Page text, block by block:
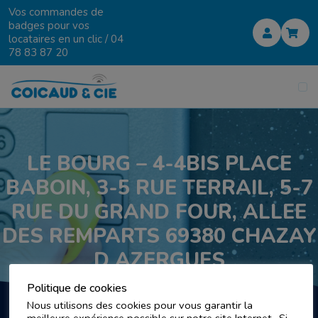
Vos commandes de
badges pour vos
locataires en un clic /04
78 83 87 20
LE BOURG – 4-4BIS PLACE
BABOIN, 3-5 RUE TERRAIL, 5-7
RUE DU GRAND FOUR, ALLEE
DES REMPARTS 69380 CHAZAY
D AZERGUES
Politique de cookies
Nous utilisons des cookies pour vous garantir la